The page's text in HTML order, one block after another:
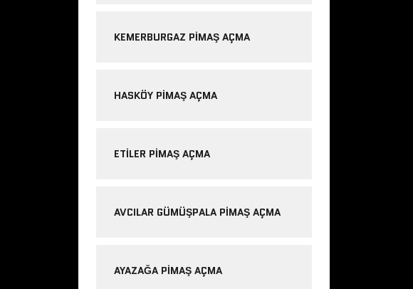
KEMERBURGAZ PIMAŞ AÇMA
HASKÖY PIMAŞ AÇMA
ETILER PIMAŞ AÇMA
AVCILAR GÜMÜŞPALA PIMAŞ AÇMA
AYAZAĞA PIMAŞ AÇMA